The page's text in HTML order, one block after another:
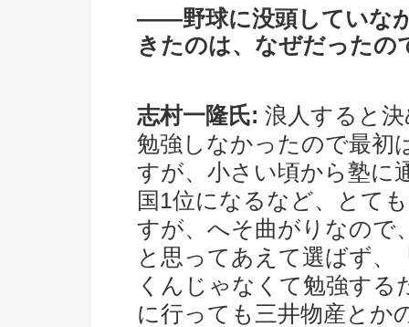
――野球に没頭していな
きたのは、なぜだったの
志村一隆氏: 浪人すると
勉強しなかったので最初
すが、小さい頃から塾に
国1位になるなど、とて
すが、へそ曲がりなので
と思ってあえて選ばず、
くんじゃなくて勉強する
に行っても三井物産とか